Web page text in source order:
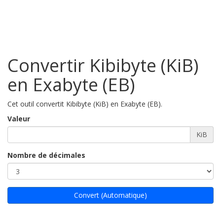
Convertir Kibibyte (KiB)
en Exabyte (EB)
Cet outil convertit Kibibyte (KiB) en Exabyte (EB).
Valeur
KiB
Nombre de décimales
Convert (Automatique)